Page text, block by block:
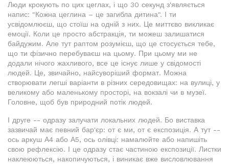
Люди крокують по цих цеглах, і що 30 секунд з'являється
напис: "Кожна цеглина – це загибла дитина". І ти
усвідомлюєш, що стоїш на одній з них. Це миттєво викликає
емоції. Коли це просто абстракція, ти можеш залишатися
байдужим. Але тут раптом розумієш, що це стосується тебе,
що ти фізично перебуваєш на цьому. При цьому ми не
додали нічого жахливого, все це існує лише у свідомості
людей. Це, звичайно, найсуворіший формат. Можна
створювати легші варіанти в різних середовищах: на вулиці, у
великому або маленькому просторі, на вокзалі чи в музеї.
Головне, щоб був природний потік людей.
І друге -- одразу залучати локальних людей. Бо виставка
зазвичай має певний бар'єр: от є ми, от є експозиція. А тут --
ось аркуш А4 або А5, ось олівці: намалюйте або напишіть
свою рефлексію. І це одразу стає частиною експозиції. Листки
наклеюються, накопичуються, і виникає вже висловлювання